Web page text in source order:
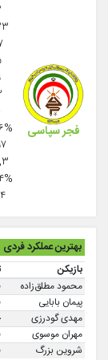
فجر سپاسی
بهترین عملکرد فردی
بازیکن
محمود مطلق‌زاده
پیمان بابایی
مهدی گودرزی
مهران موسوی
شروین بزرگ